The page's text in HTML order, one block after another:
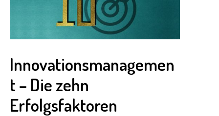
Innovationsmanagemen
t – Die zehn
Erfolgsfaktoren